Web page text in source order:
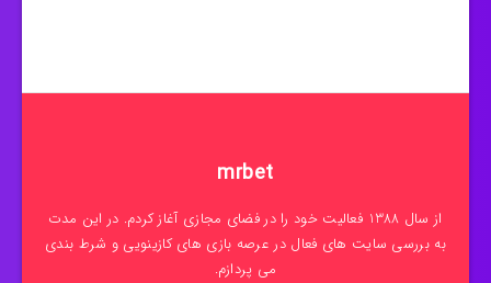
mrbet
از سال 1388 فعالیت خود را در فضای مجازی آغاز کردم. در این مدت
به بررسی سایت های فعال در عرصه بازی های کازینویی و شرط بندی
می پردازم.